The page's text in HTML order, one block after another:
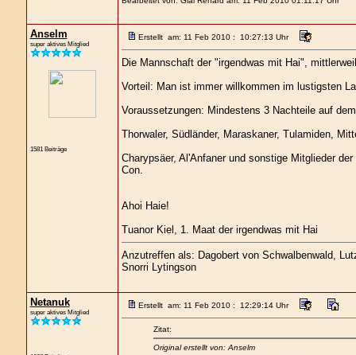
Anselm
super aktives Mitglied
1581 Beiträge
Erstellt am: 11 Feb 2010 : 10:27:13 Uhr
Die Mannschaft der "irgendwas mit Hai",
Vorteil: Man ist immer willkommen im lustigsten
Voraussetzungen: Mindestens 3 Nachteile auf
Thorwaler, Südländer, Maraskaner, Tulamiden,
Charypsäer, Al'Anfaner und sonstige Mitglieder
Con.
Ahoi Haie!
Tuanor Kiel, 1. Maat der irgendwas mit Hai
Anzutreffen als: Dagobert von Schwalbenwald,
Snorri Lytingson
Netanuk
super aktives Mitglied
Erstellt am: 11 Feb 2010 : 12:29:14 Uhr
Zitat:
Original erstellt von: Anselm